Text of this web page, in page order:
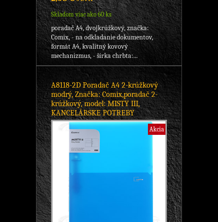
Skladom viac ako 60 ks
poradač A4, dvojkrúžkový, značka:
Comix, - na odkladanie dokumentov,
formát A4, kvalitný kovový
mechanizmus, - šírka chrbta:...
A8118-2D Poradač A4 2-krúžkový
modrý, Značka: Comix,poradač 2-
krúžkový, model: MISTY III,
KANCELÁRSKE POTREBY
Akcia